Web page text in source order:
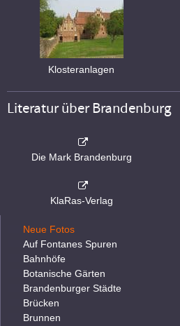
Klosteranlagen
Literatur über Brandenburg
Die Mark Brandenburg
KlaRas-Verlag
Neue Fotos
Auf Fontanes Spuren
Bahnhöfe
Botanische Gärten
Brandenburger Städte
Brücken
Brunnen